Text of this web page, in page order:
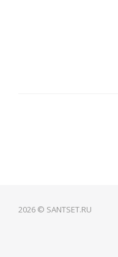
2026 © SANTSET.RU